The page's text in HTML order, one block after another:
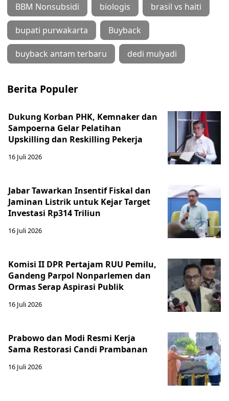
BBM Nonsubsidi biologis brasil vs haiti
bupati purwakarta Buyback
buyback antam terbaru dedi mulyadi
Berita Populer
Dukung Korban PHK, Kemnaker dan
Sampoerna Gelar Pelatihan
Upskilling dan Reskilling Pekerja
16 Juli 2026
Jabar Tawarkan Insentif Fiskal dan
Jaminan Listrik untuk Kejar Target
Investasi Rp314 Triliun
16 Juli 2026
Komisi II DPR Pertajam RUU Pemilu,
Gandeng Parpol Nonparlemen dan
Ormas Serap Aspirasi Publik
16 Juli 2026
Prabowo dan Modi Resmi Kerja
Sama Restorasi Candi Prambanan
16 Juli 2026